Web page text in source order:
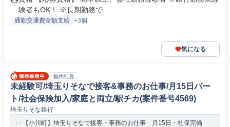
験者もOK！ ※長期勤務で...
通勤交通費全額支給 +3個
気になる
契約社員
未経験可/埼玉りそなで接客&事務のお仕事/月15日パー
ト/社会保険加入/家庭と両立/駅チカ(案件番号4569)
埼玉りそな銀行
【小川町】埼玉りそなで接客・事務のお仕事 月15日・社保完備